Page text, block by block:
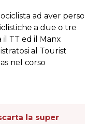
ad aver perso
a due o tre
il TT ed il Manx
al Tourist
nel corso
la super